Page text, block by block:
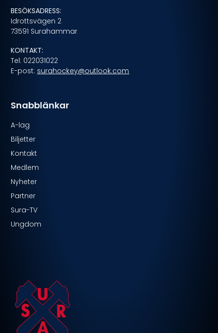
Snabblänkar
A-lag
Biljetter
Kontakt
Medlem
Nyheter
Partner
Sura-TV
Ungdom
BESÖKSADRESS:
Idrottsvägen 2
73591 Surahammar
KONTAKT:
Tel: 022031022
E-post: surahockey@outlook.com